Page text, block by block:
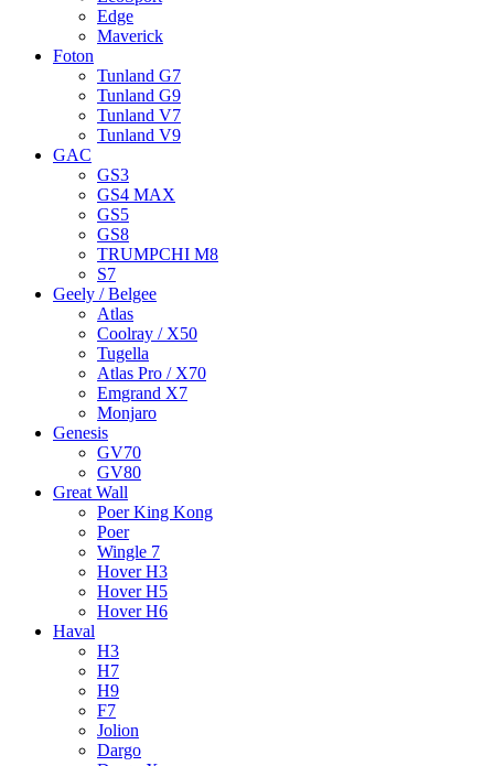
Edge
Maverick
Foton
Tunland G7
Tunland G9
Tunland V7
Tunland V9
GAC
GS3
GS4 MAX
GS5
GS8
TRUMPCHI M8
S7
Geely / Belgee
Atlas
Coolray / X50
Tugella
Atlas Pro / X70
Emgrand X7
Monjaro
Genesis
GV70
GV80
Great Wall
Poer King Kong
Poer
Wingle 7
Hover H3
Hover H5
Hover H6
Haval
H3
H7
H9
F7
Jolion
Dargo